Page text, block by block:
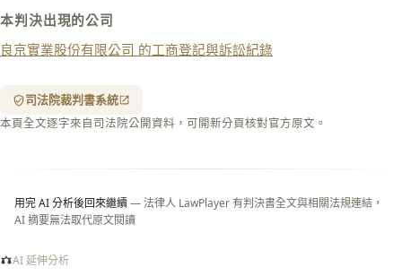
本判決出現的公司
良京實業股份有限公司 的工商登記與訴訟紀錄
司法院裁判書系統
本頁全文逐字來自司法院公開資料，可開新分頁核對官方原文。
用完 AI 分析後回來繼續— 法律人 LawPlayer 有判決書全文與相關法規連結，
AI 摘要無法取代原文閱讀
AI 延伸分析